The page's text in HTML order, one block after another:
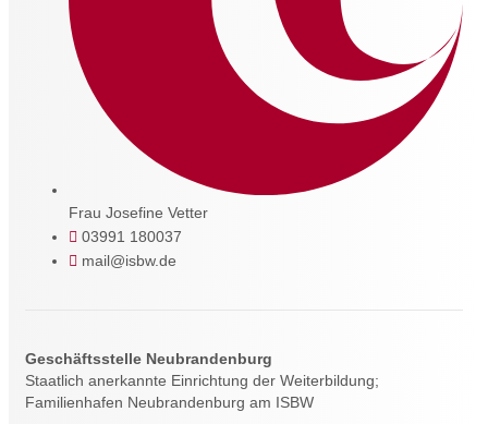
Frau Josefine Vetter
03991 180037
mail@isbw.de
Geschäftsstelle Neubrandenburg
Staatlich anerkannte Einrichtung der Weiterbildung;
Familienhafen Neubrandenburg am ISBW